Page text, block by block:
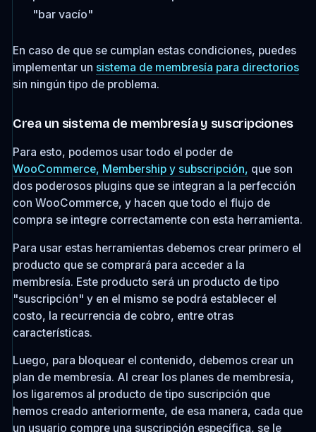
"bar vacío"
En caso de que se cumplan estas condiciones, puedes
implementar un sistema de membresía para directorios
sin ningún tipo de problema.
Crea un sistema de membresía y suscripciones
Para esto, podemos usar todo el poder de
WooCommerce, Membership y subscripción, que son
dos poderosos plugins que se integran a la perfección
con WooCommerce, y hacen que todo el flujo de
compra se integre correctamente con esta herramienta.
Para usar estas herramientas debemos crear primero el
producto que se comprará para acceder a la
membresía. Este producto será un producto de tipo
"suscripción" y en el mismo se podrá establecer el
costo, la recurrencia de cobro, entre otras
características.
Luego, para bloquear el contenido, debemos crear un
plan de membresía. Al crear los planes de membresía,
los ligaremos al producto de tipo suscripción que
hemos creado anteriormente, de esa manera, cada que
un usuario compre una suscripción específica, se le